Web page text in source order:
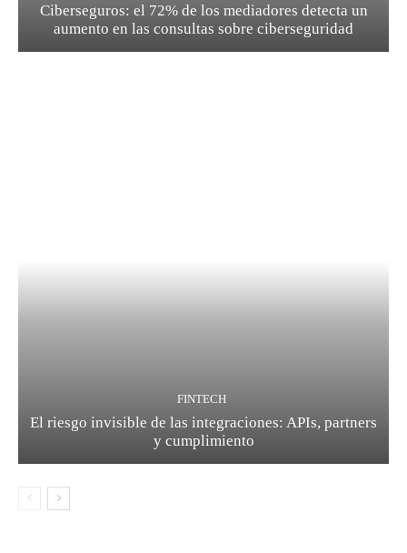
Ciberseguros: el 72% de los mediadores detecta un
aumento en las consultas sobre ciberseguridad
FINTECH
El riesgo invisible de las integraciones: APIs, partners
y cumplimiento